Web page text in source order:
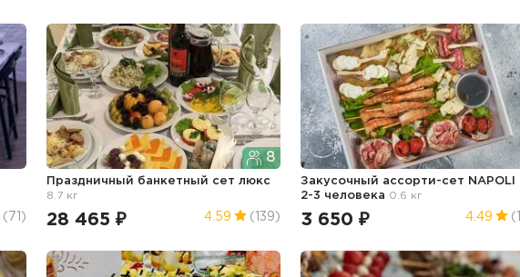
(71)
8
Праздничный банкетный сет люкс
8.7 кг
28 465 ₽ 4.59 (139)
Закусочный ассорти-сет NAPOLI
2-3 человека 0.6 кг
3 650 ₽ 4.49